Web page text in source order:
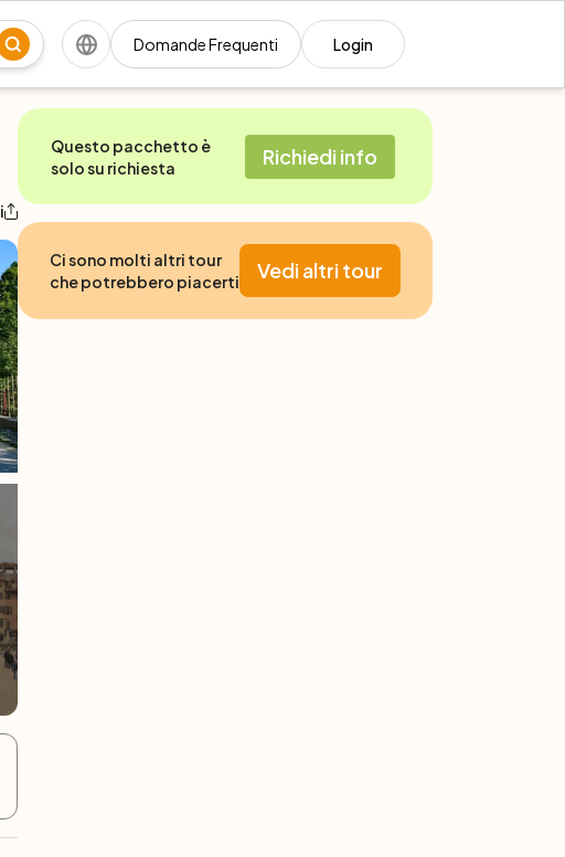
Domande Frequenti Login
Questo pacchetto è
solo su richiesta
Richiedi info
Ci sono molti altri tour
che potrebbero piacerti
Vedi altri tour